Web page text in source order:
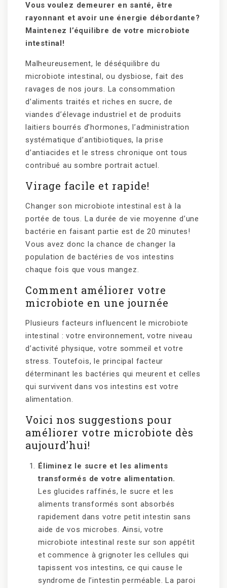
Vous voulez demeurer en santé, être
rayonnant et avoir une énergie débordante?
Maintenez l’équilibre de votre microbiote
intestinal!
Malheureusement, le déséquilibre du
microbiote intestinal, ou dysbiose, fait des
ravages de nos jours. La consommation
d’aliments traités et riches en sucre, de
viandes d’élevage industriel et de produits
laitiers bourrés d’hormones, l’administration
systématique d’antibiotiques, la prise
d’antiacides et le stress chronique ont tous
contribué au sombre portrait actuel.
Virage facile et rapide!
Changer son microbiote intestinal est à la
portée de tous. La durée de vie moyenne d’une
bactérie en faisant partie est de 20 minutes!
Vous avez donc la chance de changer la
population de bactéries de vos intestins
chaque fois que vous mangez.
Comment améliorer votre
microbiote en une journée
Plusieurs facteurs influencent le microbiote
intestinal : votre environnement, votre niveau
d’activité physique, votre sommeil et votre
stress. Toutefois, le principal facteur
déterminant les bactéries qui meurent et celles
qui survivent dans vos intestins est votre
alimentation.
Voici nos suggestions pour
améliorer votre microbiote dès
aujourd’hui!
Éliminez le sucre et les aliments
transformés de votre alimentation.
Les glucides raffinés, le sucre et les
aliments transformés sont absorbés
rapidement dans votre petit intestin sans
aide de vos microbes. Ainsi, votre
microbiote intestinal reste sur son appétit
et commence à grignoter les cellules qui
tapissent vos intestins, ce qui cause le
syndrome de l’intestin perméable. La paroi